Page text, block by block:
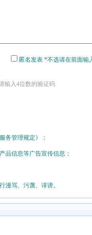
匿名发表 *不选请在前面输
输入4位数的验证码
务管理规定》；
品信息等广告宣传信息；
漫骂、污蔑、诽谤。